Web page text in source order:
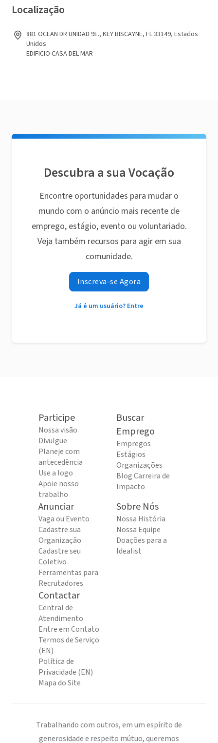
Localização
881 OCEAN DR UNIDAD 9E., KEY BISCAYNE, FL 33149, Estados
Unidos
EDIFICIO CASA DEL MAR
Descubra a sua Vocação
Encontre oportunidades para mudar o
mundo com o anúncio mais recente de
emprego, estágio, evento ou voluntariado.
Veja também recursos para agir em sua
comunidade.
Inscreva-se Agora
Já é um usuário? Entre
Participe
Nossa visão
Divulgue
Planeje com
antecedência
Use a logo
Apoie nosso
trabalho
Buscar
Emprego
Empregos
Estágios
Organizações
Blog Carreira de
Impacto
Anunciar
Vaga ou Evento
Cadastre sua
Organização
Cadastre seu
Coletivo
Ferramentas para
Recrutadores
Sobre Nós
Nossa História
Nossa Equipe
Doações para a
Idealist
Contactar
Central de
Atendimento
Entre em Contato
Termos de Serviço
(EN)
Política de
Privacidade (EN)
Mapa do Site
Trabalhando com outros, em um espírito de
generosidade e respeito mútuo, queremos